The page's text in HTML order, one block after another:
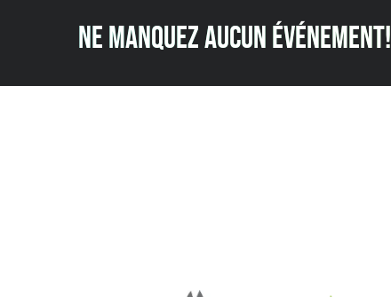
NE MANQUEZ AUCUN ÉVÉNEMENT!